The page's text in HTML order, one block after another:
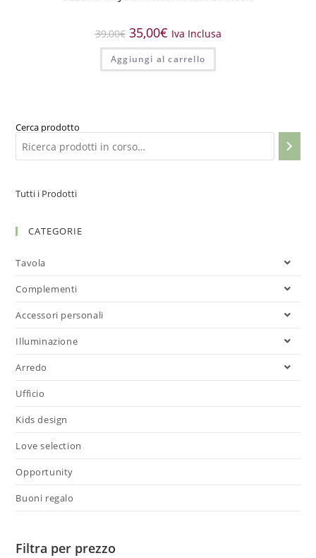
39,00€ 35,00€ Iva Inclusa
Aggiungi al carrello
Cerca prodotto
Tutti i Prodotti
CATEGORIE
Tavola
Complementi
Accessori personali
Illuminazione
Arredo
Ufficio
Kids design
Love selection
Opportunity
Buoni regalo
Filtra per prezzo